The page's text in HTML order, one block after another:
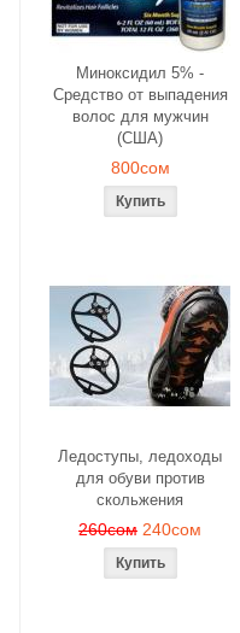
Миноксидил 5% -
Средство от выпадения
волос для мужчин
(США)
800сом
Ледоступы, ледоходы
для обуви против
скольжения
260сом 240сом